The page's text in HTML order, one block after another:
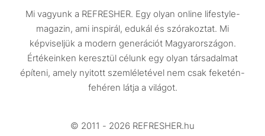
Utazás
Életmód
Design
Beszélgetések
Videó
Mi vagyunk a REFRESHER. Egy olyan online lifestyle-
magazin, ami inspirál, edukál és szórakoztat. Mi
képviseljük a modern generációt Magyarországon.
Értékeinken keresztül célunk egy olyan társadalmat
építeni, amely nyitott szemléletével nem csak feketén-
fehéren látja a világot.
© 2011 - 2026 REFRESHER.hu